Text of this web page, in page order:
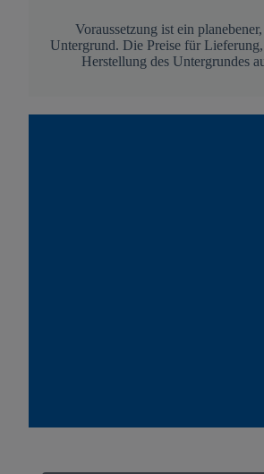
Voraussetzung ist ein
Untergrund. Die Preise für
Herstellung des Untergrundes